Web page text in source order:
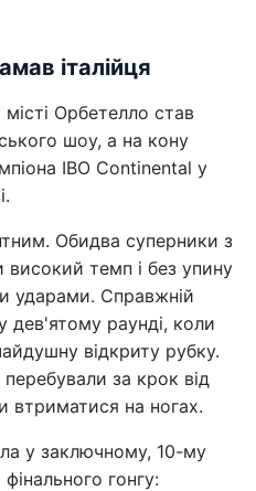
італійця
Орбетелло став
шоу, а на кону
IBO Continental у
Обидва суперники з
високий темп і без упину
ударами. Справжній
дев'ятому раунді, коли
відкриту рубку.
перебували за крок від
втриматися на ногах.
у заключному, 10-му
гонгу: